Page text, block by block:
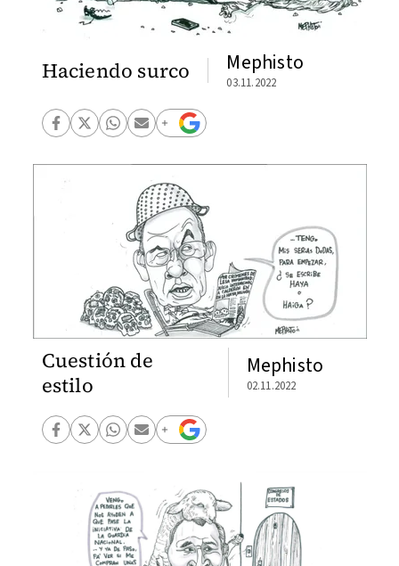
Haciendo surco Mephisto
03.11.2022
Cuestión de
estilo
Mephisto
02.11.2022